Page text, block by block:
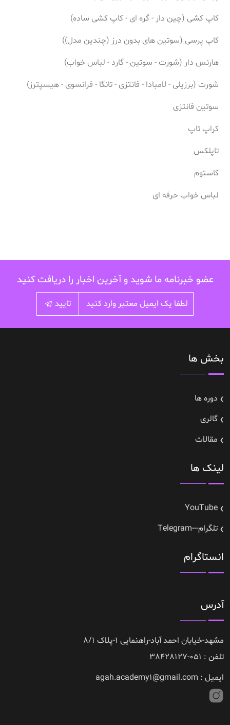
کاپ کشی (چین دار - گره ای - کاپ کشی ساده)
کاپ پرسی (سوتین های بدون درز (چندین مدل))
هارنس دار (شورت - سوتین - گارد - لباس خواب)
شورت (برزیلی - لامبادا - فانتزی - تانگا - فرانسوی - هیسپترز)
سوتین فانتزی
کراپ تاپ
تاپلکس
کاستوم
لباس خواب حرفه ای
عضو خبرنامه ما شوید و آخرین اخبار را دریافت کنید
تایید
بخش ها
دوره ها
گالری
مقالات
لینک ها
YouTube
تلگرام---Telegram
انستاگرام
آدرس
مشهد-خیابان احمد آباد-راهنمایی 1-پلاک 8/1
تلفن : 051-38428127
ایمیل : agah.academy1@gmail.com